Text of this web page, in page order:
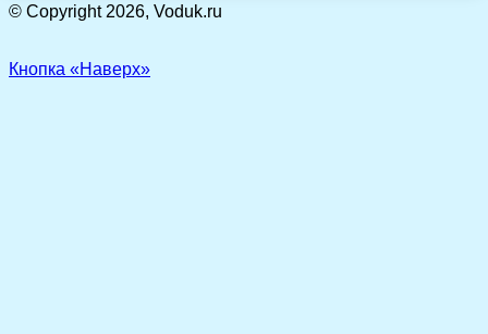
© Copyright 2026, Voduk.ru
Кнопка «Наверх»